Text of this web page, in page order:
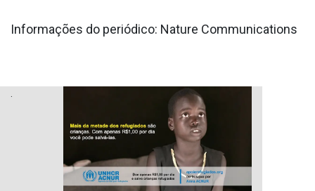
Informações do periódico: Nature Communications
.